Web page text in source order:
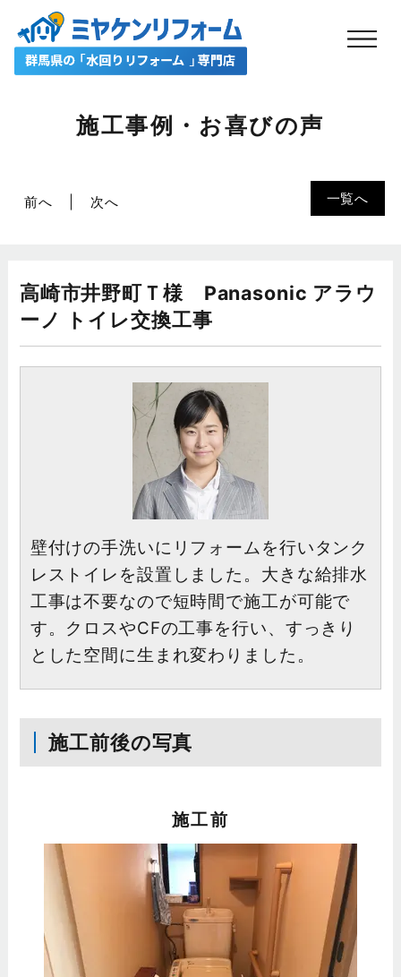
施工事例・お喜びの声
一覧へ
前へ 次へ
高崎市井野町Ｔ様 Panasonic アラウ
ーノ トイレ交換工事
壁付けの手洗いにリフォームを行いタンク
レストイレを設置しました。大きな給排水
工事は不要なので短時間で施工が可能で
す。クロスやCFの工事を行い、すっきり
とした空間に生まれ変わりました。
施工前後の写真
施工前